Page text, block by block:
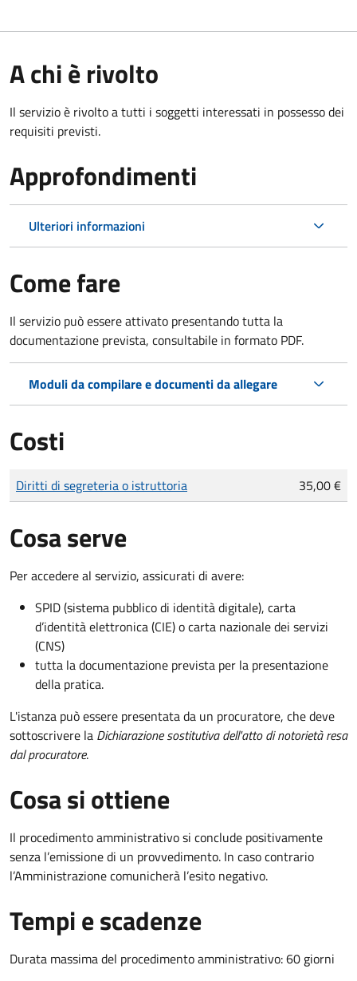
A chi è rivolto
Il servizio è rivolto a tutti i soggetti interessati in possesso dei
requisiti previsti.
Approfondimenti
Ulteriori informazioni
Come fare
Il servizio può essere attivato presentando tutta la
documentazione prevista, consultabile in formato PDF.
Moduli da compilare e documenti da allegare
Costi
Tipo di pagamento
Importo
Diritti di segreteria o istruttoria 35,00 €
Cosa serve
Per accedere al servizio, assicurati di avere:
SPID (sistema pubblico di identità digitale), carta
d’identità elettronica (CIE) o carta nazionale dei servizi
(CNS)
tutta la documentazione prevista per la presentazione
della pratica.
L'istanza può essere presentata da un procuratore, che deve
sottoscrivere la Dichiarazione sostitutiva dell'atto di notorietà resa
dal procuratore.
Cosa si ottiene
Il procedimento amministrativo si conclude positivamente
senza l’emissione di un provvedimento. In caso contrario
l’Amministrazione comunicherà l’esito negativo.
Tempi e scadenze
Durata massima del procedimento amministrativo: 60 giorni